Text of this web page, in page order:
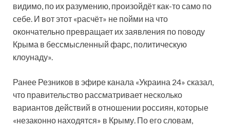
видимо, по их разумению, произойдёт как-то само по
себе. И вот этот «расчёт» не пойми на что
окончательно превращает их заявления по поводу
Крыма в бессмысленный фарс, политическую
клоунаду».
Ранее Резников в эфире канала «Украина 24» сказал,
что правительство рассматривает несколько
вариантов действий в отношении россиян, которые
«незаконно находятся» в Крыму. По его словам,